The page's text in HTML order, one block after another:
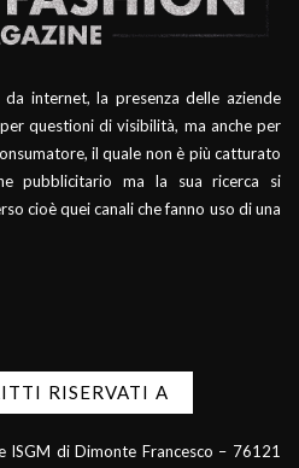
internet, la presenza delle aziende
questioni di visibilità, ma anche per
il quale non è più catturato
pubblicitario ma la sua ricerca si
cioè quei canali che fanno uso di una
RISERVATI A
ISGM di Dimonte Francesco – 76121